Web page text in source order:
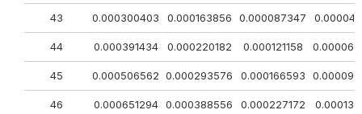
43 0.000300403 0.000163856 0.000087347
44 0.000391434 0.000220182 0.000121158
45 0.000506562 0.000293576 0.000166593
46 0.000651294 0.000388556 0.000227172